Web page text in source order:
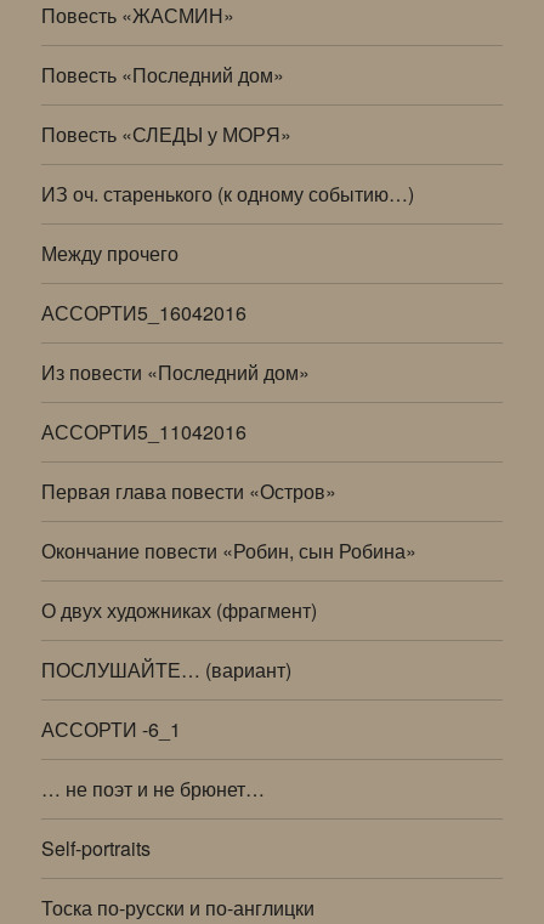
Повесть «ЖАСМИН»
Повесть «Последний дом»
Повесть «СЛЕДЫ у МОРЯ»
ИЗ оч. старенького (к одному событию…)
Между прочего
АССОРТИ5_16042016
Из повести «Последний дом»
АССОРТИ5_11042016
Первая глава повести «Остров»
Окончание повести «Робин, сын Робина»
О двух художниках (фрагмент)
ПОСЛУШАЙТЕ… (вариант)
АССОРТИ -6_1
… не поэт и не брюнет…
Self-portraits
Тоска по-русски и по-англицки